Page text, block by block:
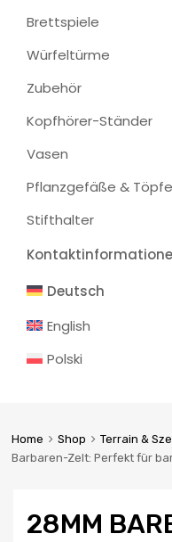
Brettspiele
Würfeltürme
Zubehör
Kopfhörer-Ständer
Vasen
Pflanzgefäße & Töpfe
Stifthalter
Deutsch
English
Polski
Home Shop Terrain &
Barbaren-Zelt: Perfekt für
28MM